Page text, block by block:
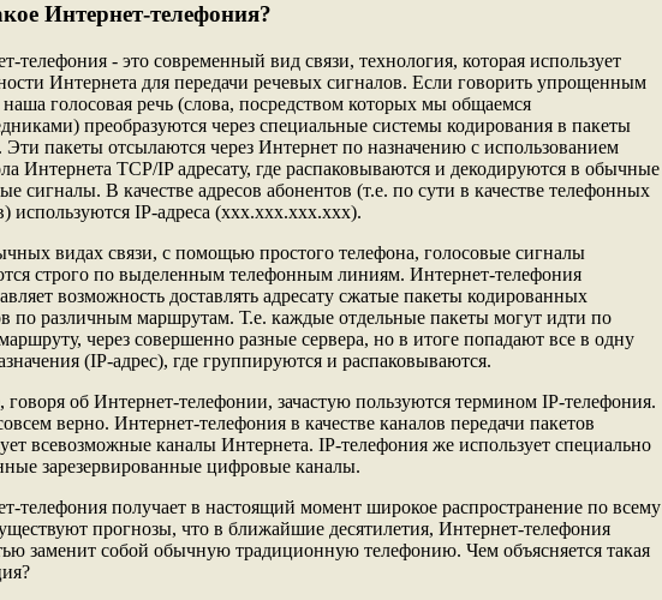
Интернет-телефония?
телефония - это современный вид связи, технология, которая использует
Интернета для передачи речевых сигналов. Если говорить упрощенным
голосовая речь (слова, посредством которых мы общаемся
преобразуются через специальные системы кодирования в пакеты
пакеты отсылаются через Интернет по назначению с использованием
Интернета TCP/IP адресату, где распаковываются и декодируются в обычные
сигналы. В качестве адресов абонентов (т.е. по сути в качестве телефонных
используются IP-адреса (ххх.ххх.ххх.ххх).
видах связи, с помощью простого телефона, голосовые сигналы
строго по выделенным телефонным линиям. Интернет-телефония
возможность доставлять адресату сжатые пакеты кодированных
по различным маршрутам. Т.е. каждые отдельные пакеты могут идти по
через совершенно разные сервера, но в итоге попадают все в одну
(IP-адрес), где группируются и распаковываются.
об Интернет-телефонии, зачастую пользуются термином IP-телефония.
верно. Интернет-телефония в качестве каналов передачи пакетов
всевозможные каналы Интернета. IP-телефония же использует специально
зарезервированные цифровые каналы.
телефония получает в настоящий момент широкое распространение по всему
прогнозы, что в ближайшие десятилетия, Интернет-телефония
заменит собой обычную традиционную телефонию. Чем объясняется такая